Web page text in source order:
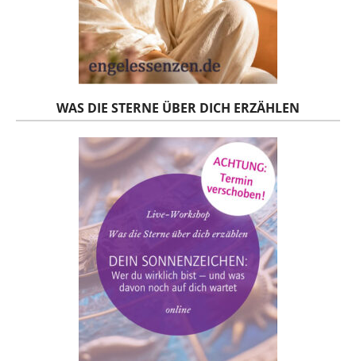
WAS DIE STERNE ÜBER DICH ERZÄHLEN